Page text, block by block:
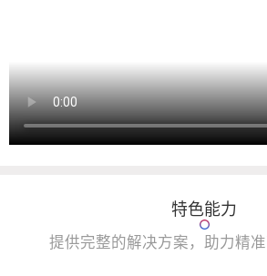
特色能力
提供完整的解决方案，助力精